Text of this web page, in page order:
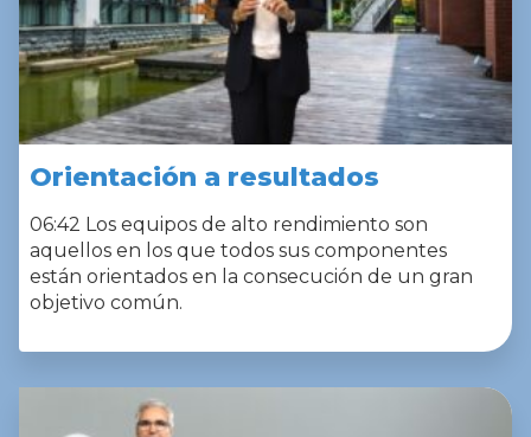
Orientación a resultados
06:42 Los equipos de alto rendimiento son
aquellos en los que todos sus componentes
están orientados en la consecución de un gran
objetivo común.